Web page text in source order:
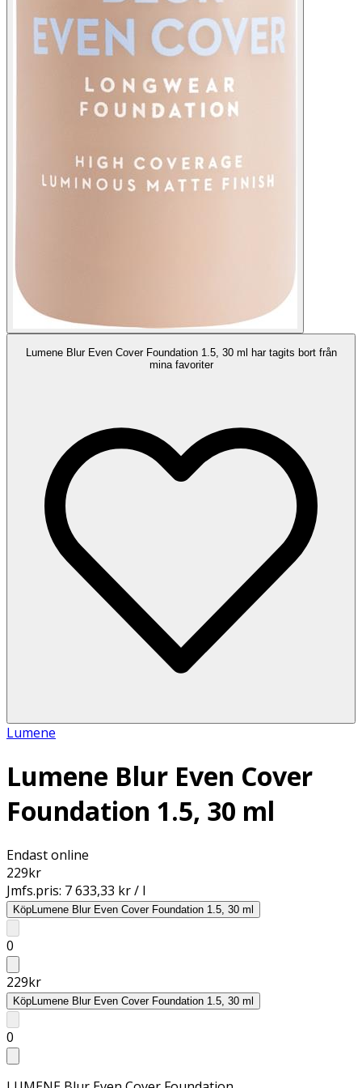
Lumene Blur Even Cover Foundation 1.5, 30 ml har tagits bort från
mina favoriter
Lumene
Lumene Blur Even Cover
Foundation 1.5, 30 ml
Endast online
229kr
Jmfs.pris: 7 633,33 kr / l
KöpLumene Blur Even Cover Foundation 1.5, 30 ml
0
229kr
KöpLumene Blur Even Cover Foundation 1.5, 30 ml
0